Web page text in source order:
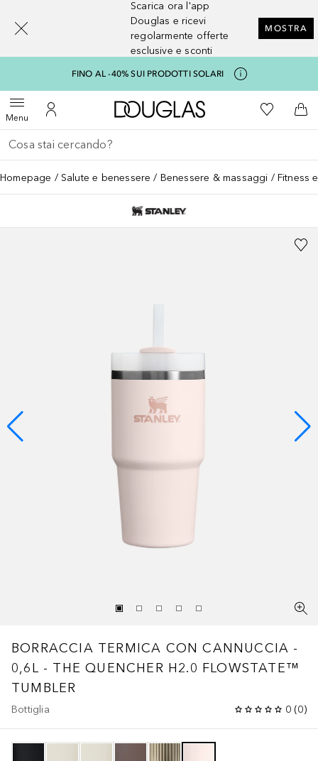
Scarica ora l'app
Douglas e ricevi
regolarmente offerte
esclusive e sconti
MOSTRA
FINO AL -40% SUI PRODOTTI SOLARI
MenuApri menuAl Mio Account
A Douglas HomeAlla Mia
Al
Torna indietro
Esegui ricerca
Homepage Salute e benessere Benessere & massaggi Fitness
BORRACCIA TERMICA CON CANNUCCIA -
0,6L - THE QUENCHER H2.0 FLOWSTATE™
TUMBLER
Bottiglia 0 (0)
[navigation.slideout.screenreader]